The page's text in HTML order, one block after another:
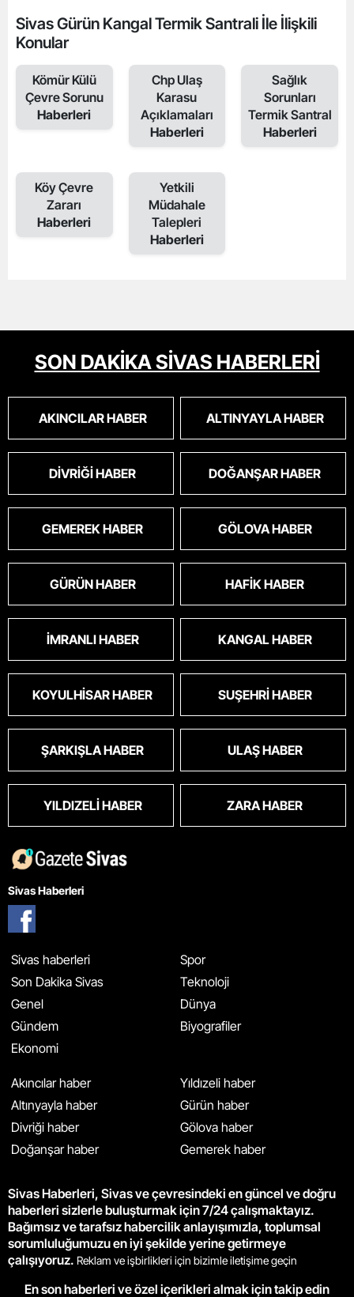
Sivas Gürün Kangal Termik Santrali İle İlişkili
Konular
Kömür Külü
Çevre Sorunu
Haberleri
Chp Ulaş
Karasu
Açıklamaları
Haberleri
Sağlık
Sorunları
Termik Santral
Haberleri
Köy Çevre
Zararı
Haberleri
Yetkili
Müdahale
Talepleri
Haberleri
SON DAKİKA SİVAS HABERLERİ
AKINCILAR HABER ALTINYAYLA HABER
DIVRIĞI HABER DOĞANŞAR HABER
GEMEREK HABER GÖLOVA HABER
GÜRÜN HABER HAFIK HABER
İMRANLI HABER KANGAL HABER
KOYULHISAR HABER SUŞEHRI HABER
ŞARKIŞLA HABER ULAŞ HABER
YILDIZELI HABER ZARA HABER
Sivas Haberleri
Sivas haberleri
Son Dakika Sivas
Genel
Gündem
Ekonomi
Spor
Teknoloji
Dünya
Biyografiler
Akıncılar haber
Altınyayla haber
Divriği haber
Doğanşar haber
Yıldızeli haber
Gürün haber
Gölova haber
Gemerek haber
Sivas Haberleri, Sivas ve çevresindeki en güncel ve doğru
haberleri sizlerle buluşturmak için 7/24 çalışmaktayız.
Bağımsız ve tarafsız habercilik anlayışımızla, toplumsal
sorumluluğumuzu en iyi şekilde yerine getirmeye
çalışıyoruz. Reklam ve işbirlikleri için bizimle iletişime geçin
En son haberleri ve özel içerikleri almak için takip edin